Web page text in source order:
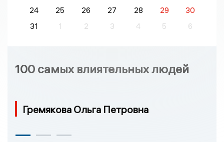
24
25 26 27 28 29
30
31
1 2 3 4 5 6
100 самых влиятельных людей
Гремякова Ольга Петровна